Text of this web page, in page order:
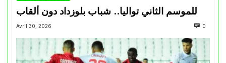
للموسم الثاني تواليا.. شباب بلوزداد دون ألقاب
Avril 30, 2026 0